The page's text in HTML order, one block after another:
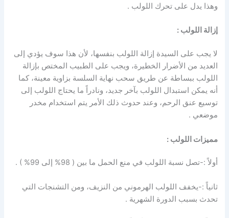
وهذا يدل على تحرك اللولب .
إزالة اللولب :
لا يجب على السيدة إزالة اللولب بنفسها، لأن هذا سوف يؤدي إلى
العديد من الأضرار الخطيرة، ويجب على الطبيب المختص بإزالة
اللولب ببساطة عن طريق سحب نهاية السلسة بزاوية معينة، كما
أنه يمكن استبدال اللولب بآخر جديد، ونادراً ما يحتاج اللولب إلى
توسيع عنق الرحم، وعند حدوث ذلك الأمر يتم استخدام مخدر
موضعي .
مميزات اللولب :
أولاً :-تصل نسبة اللولب في منع الحمل ما بين ( 98% إلى 99% ) .
ثانياً :-يخفف اللولب الهرموني من النزيف، ومن التشنجات التي
تحدث بسبب الدورة الشهرية .